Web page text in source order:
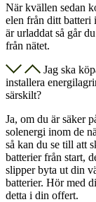
När kvällen sedan
elen från ditt batteri
är urladdat så går
från nätet.
Jag ska
installera
särskilt?
Ja, om du är säker
solenergi inom de
så kan du se till att
batterier från start,
slipper byta ut din
batterier. Hör med
detta i din offert.